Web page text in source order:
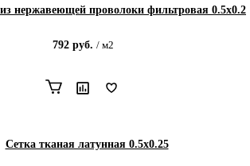
нержавеющей проволоки фильтровая 0.5х0.2
792руб. / м2
Сетка тканая латунная 0.5х0.25